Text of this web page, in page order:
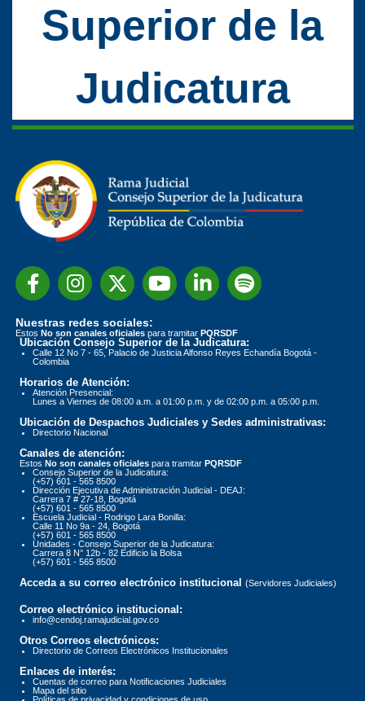
Superior de la
Judicatura
Nuestras redes sociales:
Estos No son canales oficiales para tramitar PQRSDF
Ubicación Consejo Superior de la Judicatura:
Calle 12 No 7 - 65, Palacio de Justicia Alfonso Reyes Echandía Bogotá -
Colombia
Horarios de Atención:
Atención Presencial:
Lunes a Viernes de 08:00 a.m. a 01:00 p.m. y de 02:00 p.m. a 05:00 p.m.
Ubicación de Despachos Judiciales y Sedes administrativas:
Directorio Nacional
Canales de atención:
Estos No son canales oficiales para tramitar PQRSDF
Consejo Superior de la Judicatura:
(+57) 601 - 565 8500
Dirección Ejecutiva de Administración Judicial - DEAJ:
Carrera 7 # 27-18, Bogotá
(+57) 601 - 565 8500
Escuela Judicial - Rodrigo Lara Bonilla:
Calle 11 No 9a - 24, Bogotá
(+57) 601 - 565 8500
Unidades - Consejo Superior de la Judicatura:
Carrera 8 N° 12b - 82 Edificio la Bolsa
(+57) 601 - 565 8500
Acceda a su correo electrónico institucional (Servidores Judiciales)
Correo electrónico institucional:
info@cendoj.ramajudicial.gov.co
Otros Correos electrónicos:
Directorio de Correos Electrónicos Institucionales
Enlaces de interés:
Cuentas de correo para Notificaciones Judiciales
Mapa del sitio